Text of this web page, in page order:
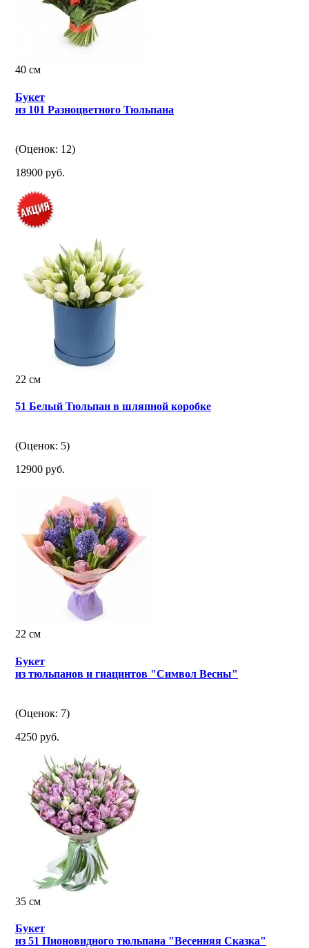
40 см
Букет
из 101 Разноцветного Тюльпана
(Оценок: 12)
18900 руб.
22 см
51 Белый Тюльпан в шляпной коробке
(Оценок: 5)
12900 руб.
22 см
Букет
из тюльпанов и гиацинтов "Символ Весны"
(Оценок: 7)
4250 руб.
35 см
Букет
из 51 Пионовидного тюльпана "Весенняя Сказка"